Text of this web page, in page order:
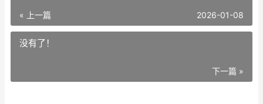
« 上一篇 2026-01-08
没有了！
下一篇 »